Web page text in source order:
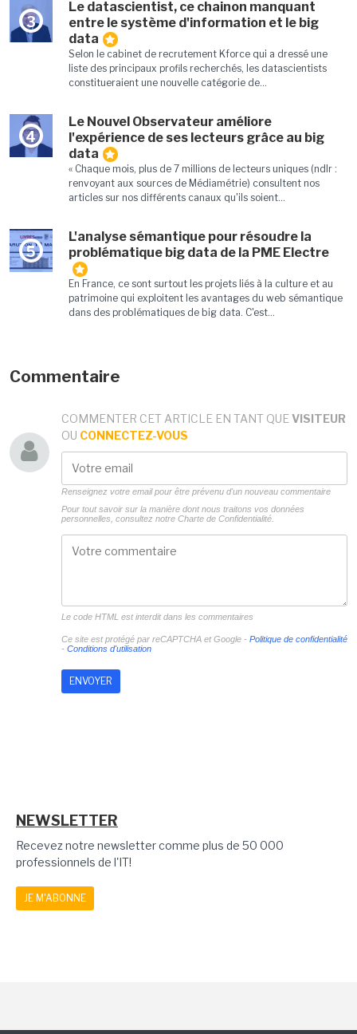
3
Le datascientist, ce chainon manquant
entre le système d'information et le big
data
Selon le cabinet de recrutement Kforce qui a dressé une
liste des principaux profils recherchés, les datascientists
constitueraient une nouvelle catégorie de...
4
Le Nouvel Observateur améliore
l'expérience de ses lecteurs grâce au big
data
« Chaque mois, plus de 7 millions de lecteurs uniques (ndlr :
renvoyant aux sources de Médiamétrie) consultent nos
articles sur nos différents canaux qu'ils soient...
5
L'analyse sémantique pour résoudre la
problématique big data de la PME Electre
En France, ce sont surtout les projets liés à la culture et au
patrimoine qui exploitent les avantages du web sémantique
dans des problématiques de big data. C'est...
Commentaire
COMMENTER CET ARTICLE EN TANT QUE VISITEUR
OU CONNECTEZ-VOUS
Renseignez votre email pour être prévenu d'un nouveau commentaire
Pour tout savoir sur la manière dont nous traitons vos données
personnelles, consultez notre Charte de Confidentialité.
Le code HTML est interdit dans les commentaires
Ce site est protégé par reCAPTCHA et Google - Politique de confidentialité
- Conditions d'utilisation
NEWSLETTER
Recevez notre newsletter comme plus de 50 000
professionnels de l'IT!
JE M'ABONNE